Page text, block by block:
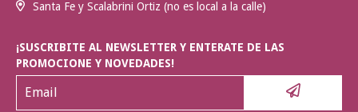
Santa Fe y Scalabrini Ortiz (no es local a la calle)
¡SUSCRIBITE AL NEWSLETTER Y ENTERATE DE LAS
PROMOCIONE Y NOVEDADES!